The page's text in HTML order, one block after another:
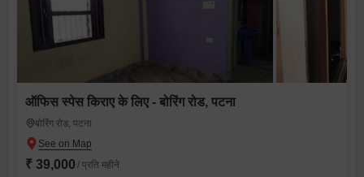
ऑफिस स्पेस किराए के लिए - बोरिंग रोड, पटना
बोरिंग रोड, पटना
₹ 39,000 / प्रति महीने